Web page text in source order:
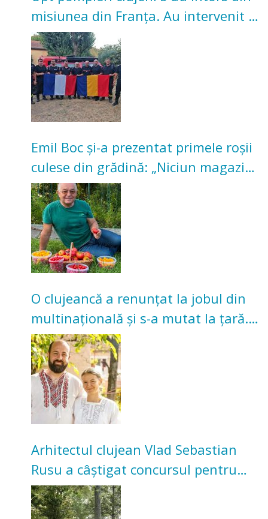
misiunea din Franța. Au intervenit la
incendii de vegetație și pădure
Emil Boc și-a prezentat primele roșii
culese din grădină: „Niciun magazin
nu poate oferi această satisfacție”
O clujeancă a renunțat la jobul din
multinațională și s-a mutat la țară.
Acum cultivă legume în grădina
bunicilor
Arhitectul clujean Vlad Sebastian
Rusu a câștigat concursul pentru
transformarea Grădinii Casei
Universitarilor